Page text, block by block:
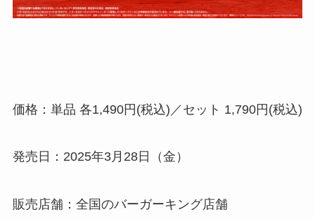
価格：単品 各1,490円(税込)／セット 1,790円(税込)
発売日：2025年3月28日（金）
販売店舗：全国のバーガーキング店舗